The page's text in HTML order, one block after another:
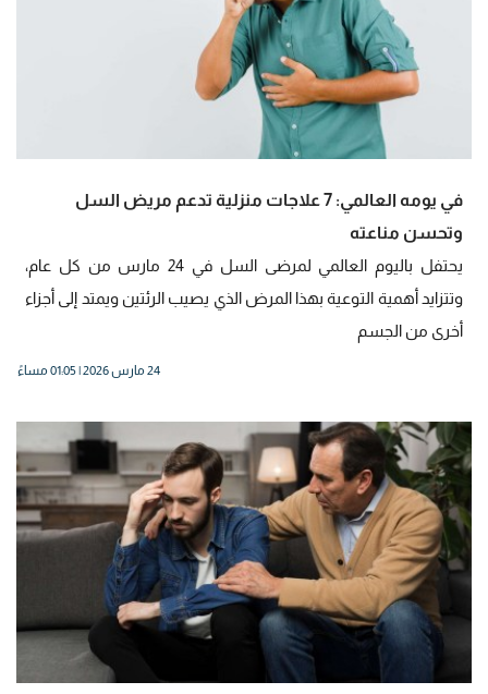
في يومه العالمي: 7 علاجات منزلية تدعم مريض السل
وتحسن مناعته
يحتفل باليوم العالمي لمرضى السل في 24 مارس من كل عام،
وتتزايد أهمية التوعية بهذا المرض الذي يصيب الرئتين ويمتد إلى أجزاء
أخرى من الجسم
24 مارس 2026 | 01:05 مساءً